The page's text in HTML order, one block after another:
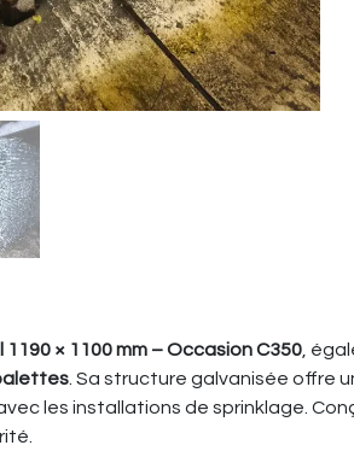
× 1100 mm – Occasion C350 ,
. Sa structure galvanisée
les installations de sprinklage.